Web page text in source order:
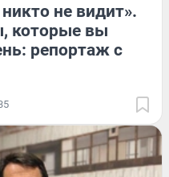
не видит».
которые вы
репортаж с